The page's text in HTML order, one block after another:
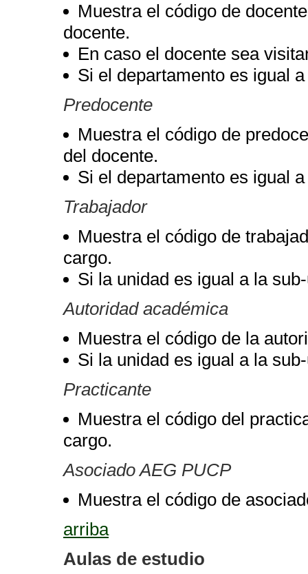
Muestra el código de
docente.
En caso el docente sea
Si el departamento es igual
Predocente
Muestra el código de
del docente.
Si el departamento es igual
Trabajador
Muestra el código de
cargo.
Si la unidad es igual a la
Autoridad académica
Muestra el código de la
Si la unidad es igual a la
Practicante
Muestra el código del
cargo.
Asociado AEG PUCP
Muestra el código de
arriba
Aulas de estudio